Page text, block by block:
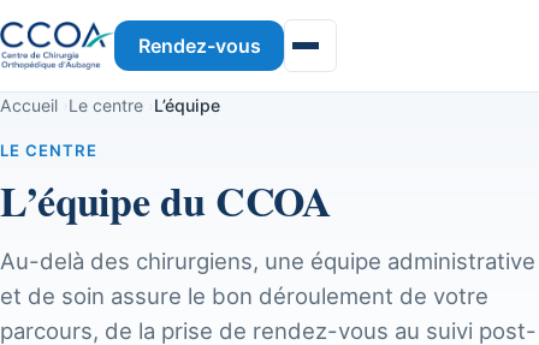
Rendez-vous
Accueil Le centre L’équipe
LE CENTRE
L’équipe du CCOA
Au-delà des chirurgiens, une équipe administrative
et de soin assure le bon déroulement de votre
parcours, de la prise de rendez-vous au suivi post-